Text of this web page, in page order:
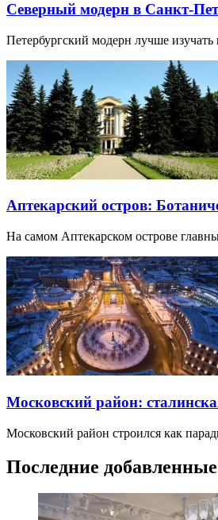
Северный модерн в Санкт-
Петербургский модерн лучше
Аптекарский остров:
На самом Аптекарском острове
Московский район:
Московский район строился как
Последние добавленные